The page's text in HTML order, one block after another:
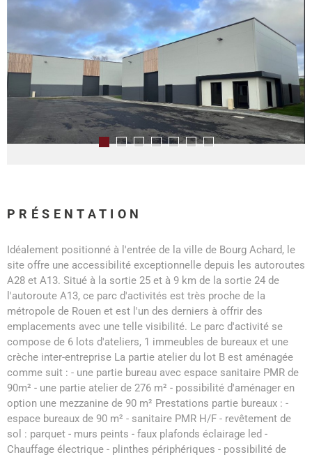
PRÉSENTATION
Idéalement positionné à l'entrée de la ville de Bourg Achard, le
site offre une accessibilité exceptionnelle depuis les autoroutes
A28 et A13. Situé à la sortie 25 et à 9 km de la sortie 24 de
l'autoroute A13, ce parc d'activités est très proche de la
métropole de Rouen et est l'un des derniers à offrir des
emplacements avec une telle visibilité. Le parc d'activité se
compose de 6 lots d'ateliers, 1 immeubles de bureaux et une
crèche inter-entreprise La partie atelier du lot B est aménagée
comme suit : - une partie bureau avec espace sanitaire PMR de
90m² - une partie atelier de 276 m² - possibilité d'aménager en
option une mezzanine de 90 m² Prestations partie bureaux : -
espace bureaux de 90 m² - sanitaire PMR H/F - revêtement de
sol : parquet - murs peints - faux plafonds éclairage led -
Chauffage électrique - plinthes périphériques - possibilité de